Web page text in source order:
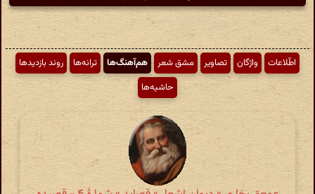
اطّلاعات واژگان تصاویر مشق شعر هم‌آهنگ‌ها ترانه‌ها
روند بازدیدها
حاشیه‌ها